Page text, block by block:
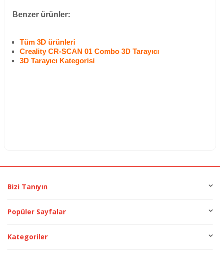
Benzer ürünler:
Tüm 3D ürünleri
Creality CR-SCAN 01 Combo 3D Tarayıcı
3D Tarayıcı Kategorisi
Bizi Tanıyın
Popüler Sayfalar
Kategoriler